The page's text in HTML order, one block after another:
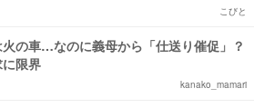
こびと
の車…なのに義母から「仕送り催促」？
限界
kanako_mamari